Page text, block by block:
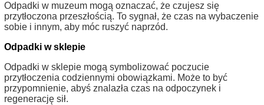
Odpadki w muzeum mogą oznaczać, że czujesz się
przytłoczona przeszłością. To sygnał, że czas na wybaczenie
sobie i innym, aby móc ruszyć naprzód.
Odpadki w sklepie
Odpadki w sklepie mogą symbolizować poczucie
przytłoczenia codziennymi obowiązkami. Może to być
przypomnienie, abyś znalazła czas na odpoczynek i
regenerację sił.